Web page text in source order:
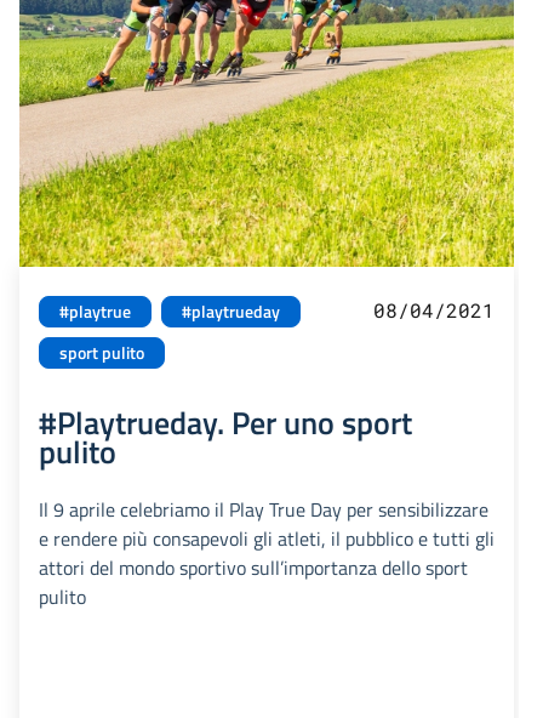
#playtrue
#playtrueday
sport pulito
08/04/2021
#Playtrueday. Per uno sport
pulito
Il 9 aprile celebriamo il Play True Day per sensibilizzare
e rendere più consapevoli gli atleti, il pubblico e tutti gli
attori del mondo sportivo sull’importanza dello sport
pulito